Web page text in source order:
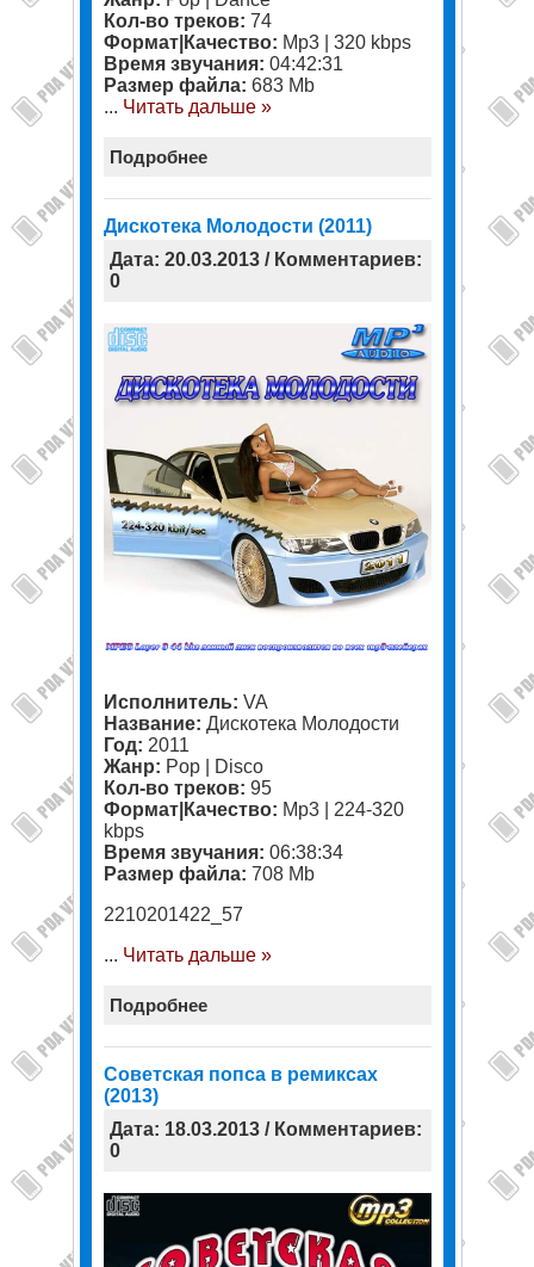
Кол-во треков: 74
Формат|Качество: Mp3 | 320 kbps
Время звучания: 04:42:31
Размер файла: 683 Mb
... Читать дальше »
Подробнее
Дискотека Молодости (2011)
Дата: 20.03.2013 / Комментариев:
0
Исполнитель: VA
Название: Дискотека Молодости
Год: 2011
Жанр: Pop | Disco
Кол-во треков: 95
Формат|Качество: Mp3 | 224-320
kbps
Время звучания: 06:38:34
Размер файла: 708 Mb
2210201422_57
... Читать дальше »
Подробнее
Советская попса в ремиксах
(2013)
Дата: 18.03.2013 / Комментариев:
0